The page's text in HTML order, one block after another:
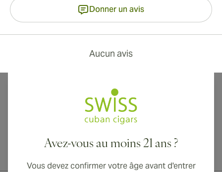
Donner un avis
Aucun avis
Avez-vous au moins 21 ans ?
Vous devez confirmer votre âge avant d'entrer
Livraison internationale disponible vers le Canada, le Royaume-Uni